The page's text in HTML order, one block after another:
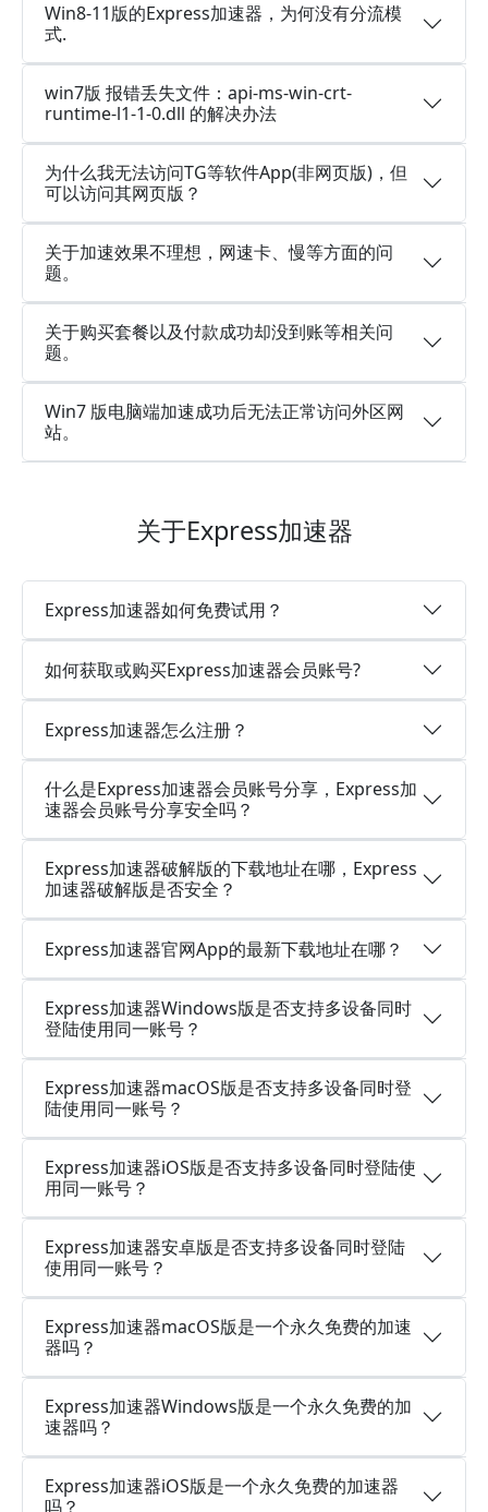
Win8-11版的Express加速器，为何没有分流模
式.
win7版 报错丢失文件：api-ms-win-crt-
runtime-l1-1-0.dll 的解决办法
为什么我无法访问TG等软件App(非网页版)，但
可以访问其网页版？
关于加速效果不理想，网速卡、慢等方面的问
题。
关于购买套餐以及付款成功却没到账等相关问
题。
Win7 版电脑端加速成功后无法正常访问外区网
站。
关于Express加速器
Express加速器如何免费试用？
如何获取或购买Express加速器会员账号?
Express加速器怎么注册？
什么是Express加速器会员账号分享，Express加
速器会员账号分享安全吗？
Express加速器破解版的下载地址在哪，Express
加速器破解版是否安全？
Express加速器官网App的最新下载地址在哪？
Express加速器Windows版是否支持多设备同时
登陆使用同一账号？
Express加速器macOS版是否支持多设备同时登
陆使用同一账号？
Express加速器iOS版是否支持多设备同时登陆使
用同一账号？
Express加速器安卓版是否支持多设备同时登陆
使用同一账号？
Express加速器macOS版是一个永久免费的加速
器吗？
Express加速器Windows版是一个永久免费的加
速器吗？
Express加速器iOS版是一个永久免费的加速器
吗？